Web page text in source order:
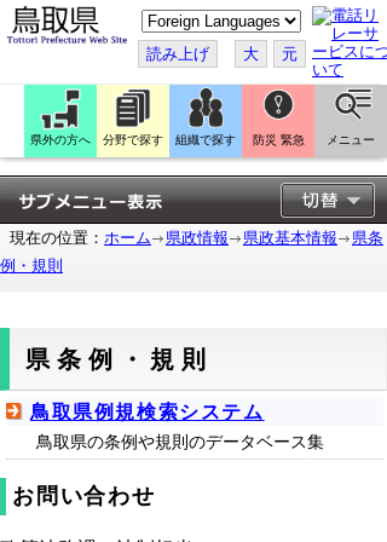
こ
の
ペ
ー
ジ
翻
訳
す
る
読み上げ 大 元
県外の方へ 分野で探す 組織で探す 防災 緊急 メニュー
現在の位置： ホーム 県政情報 県政基本情報
県条
例・規則
県条例・規則
鳥取県例規検索システム
鳥取県の条例や規則のデータベース集
お問い合わせ